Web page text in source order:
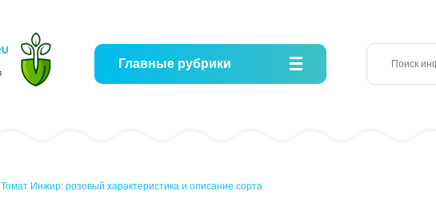
Главные рубрики
Томат Инжир: розовый характеристика и описание сорта